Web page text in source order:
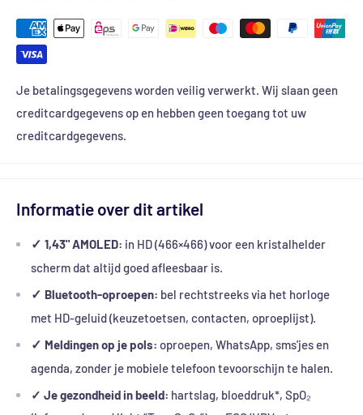
Je betalingsgegevens worden veilig verwerkt. Wij slaan geen
creditcardgegevens op en hebben geen toegang tot uw
creditcardgegevens.
Informatie over dit artikel
✓ 1,43" AMOLED: in HD (466×466) voor een kristalhelder
scherm dat altijd goed afleesbaar is.
✓ Bluetooth-oproepen: bel rechtstreeks via het horloge
met HD-geluid (keuzetoetsen, contacten, oproeplijst).
✓ Meldingen op je pols: oproepen, WhatsApp, sms'jes en
agenda, zonder je mobiele telefoon tevoorschijn te halen.
✓ Je gezondheid in beeld: hartslag, bloeddruk*, SpO₂